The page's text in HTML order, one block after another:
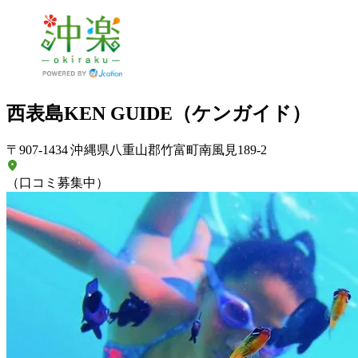
西表島KEN GUIDE（ケンガイド）
〒907-1434 沖縄県八重山郡竹富町南風見189-2
（口コミ募集中）